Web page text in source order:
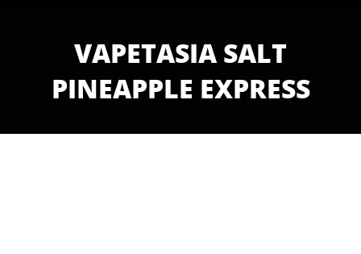
VAPETASIA SALT
PINEAPPLE EXPRESS